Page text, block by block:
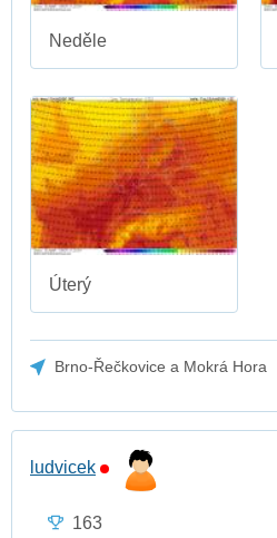
Neděle
Úterý
Brno-Řečkovice a Mokrá Hora
ludvicek
163